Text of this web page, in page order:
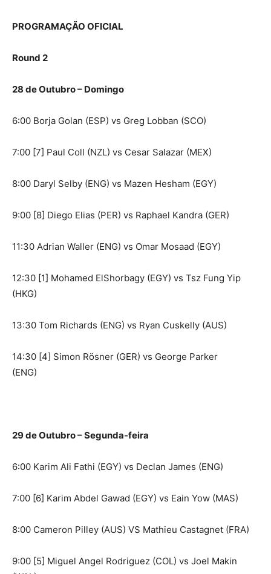
PROGRAMAÇÃO OFICIAL
Round 2
28 de Outubro – Domingo
6:00 Borja Golan (ESP) vs Greg Lobban (SCO)
7:00 [7] Paul Coll (NZL) vs Cesar Salazar (MEX)
8:00 Daryl Selby (ENG) vs Mazen Hesham (EGY)
9:00 [8] Diego Elias (PER) vs Raphael Kandra (GER)
11:30 Adrian Waller (ENG) vs Omar Mosaad (EGY)
12:30 [1] Mohamed ElShorbagy (EGY) vs Tsz Fung Yip
(HKG)
13:30 Tom Richards (ENG) vs Ryan Cuskelly (AUS)
14:30 [4] Simon Rösner (GER) vs George Parker
(ENG)
29 de Outubro – Segunda-feira
6:00 Karim Ali Fathi (EGY) vs Declan James (ENG)
7:00 [6] Karim Abdel Gawad (EGY) vs Eain Yow (MAS)
8:00 Cameron Pilley (AUS) VS Mathieu Castagnet (FRA)
9:00 [5] Miguel Angel Rodriguez (COL) vs Joel Makin